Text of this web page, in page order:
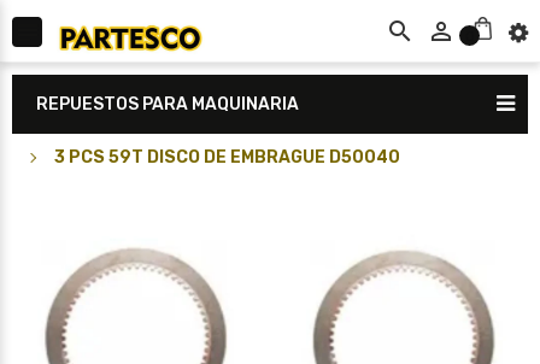
 
REPUESTOS PARA MAQUINARIA
3 PCS 59T DISCO DE EMBRAGUE D50040